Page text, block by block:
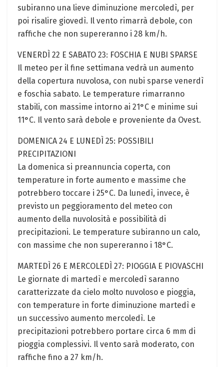
subiranno una lieve diminuzione mercoledì, per
poi risalire giovedì. Il vento rimarrà debole, con
raffiche che non supereranno i 28 km/h.
VENERDÌ 22 E SABATO 23: FOSCHIA E NUBI SPARSE
Il meteo per il fine settimana vedrà un aumento
della copertura nuvolosa, con nubi sparse venerdì
e foschia sabato. Le temperature rimarranno
stabili, con massime intorno ai 21°C e minime sui
11°C. Il vento sarà debole e proveniente da Ovest.
DOMENICA 24 E LUNEDÌ 25: POSSIBILI
PRECIPITAZIONI
La domenica si preannuncia coperta, con
temperature in forte aumento e massime che
potrebbero toccare i 25°C. Da lunedì, invece, è
previsto un peggioramento del meteo con
aumento della nuvolosità e possibilità di
precipitazioni. Le temperature subiranno un calo,
con massime che non supereranno i 18°C.
MARTEDÌ 26 E MERCOLEDÌ 27: PIOGGIA E PIOVASCHI
Le giornate di martedì e mercoledì saranno
caratterizzate da cielo molto nuvoloso e pioggia,
con temperature in forte diminuzione martedì e
un successivo aumento mercoledì. Le
precipitazioni potrebbero portare circa 6 mm di
pioggia complessivi. Il vento sarà moderato, con
raffiche fino a 27 km/h.